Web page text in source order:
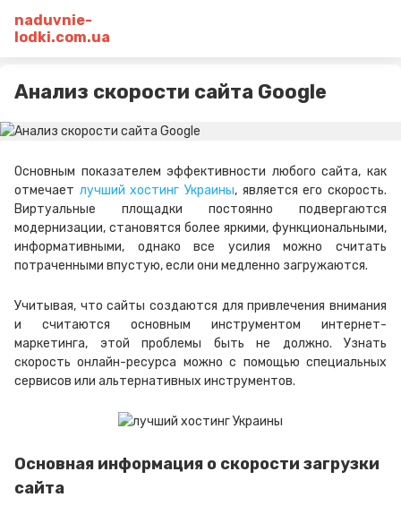
naduvnie-
lodki.com.ua
Анализ скорости сайта Google
Основным показателем эффективности любого сайта, как
отмечает лучший хостинг Украины, является его скорость.
Виртуальные площадки постоянно подвергаются
модернизации, становятся более яркими, функциональными,
информативными, однако все усилия можно считать
потраченными впустую, если они медленно загружаются.
Учитывая, что сайты создаются для привлечения внимания
и считаются основным инструментом интернет-
маркетинга, этой проблемы быть не должно. Узнать
скорость онлайн-ресурса можно с помощью специальных
сервисов или альтернативных инструментов.
Основная информация о скорости загрузки
сайта